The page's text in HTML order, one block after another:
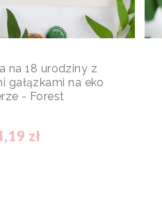
na 18 urodziny z
gałązkami na eko
- Forest
zł